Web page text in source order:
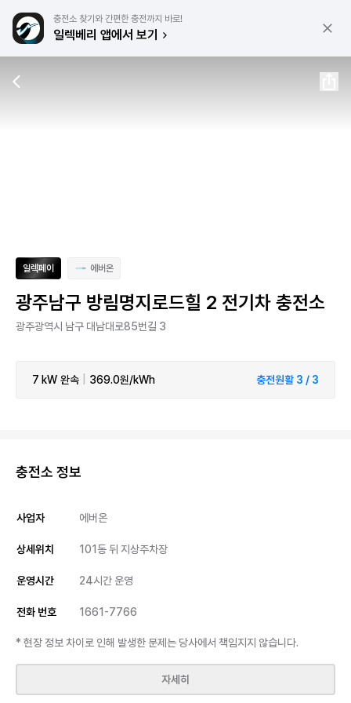
충전소 찾기와 간편한 충전까지 바로!
일렉베리 앱에서 보기
일렉페이 에버온
광주남구 방림명지로드힐 2 전기차 충전소
광주광역시 남구 대남대로85번길 3
7 kW 완속 369.0원/kWh 충전원활 3 / 3
충전소 정보
사업자 에버온
상세위치 101동 뒤 지상주차장
운영시간 24시간 운영
전화 번호 1661-7766
* 현장 정보 차이로 인해 발생한 문제는 당사에서 책임지지 않습니다.
자세히